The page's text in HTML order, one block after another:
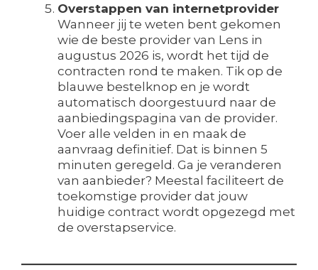
Overstappen van internetprovider
Wanneer jij te weten bent gekomen
wie de beste provider van Lens in
augustus 2026 is, wordt het tijd de
contracten rond te maken. Tik op de
blauwe bestelknop en je wordt
automatisch doorgestuurd naar de
aanbiedingspagina van de provider.
Voer alle velden in en maak de
aanvraag definitief. Dat is binnen 5
minuten geregeld. Ga je veranderen
van aanbieder? Meestal faciliteert de
toekomstige provider dat jouw
huidige contract wordt opgezegd met
de overstapservice.